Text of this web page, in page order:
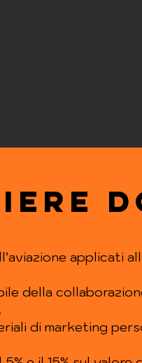
applicati
della
di marketing